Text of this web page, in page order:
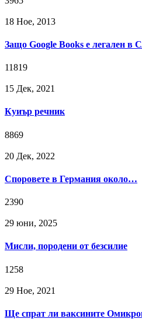
18 Ное, 2013
Защо Google Books е легален в
11819
15 Дек, 2021
Куиър речник
8869
20 Дек, 2022
Споровете в Германия около…
2390
29 юни, 2025
Мисли, породени от безсилие
1258
29 Ное, 2021
Ще спрат ли ваксините